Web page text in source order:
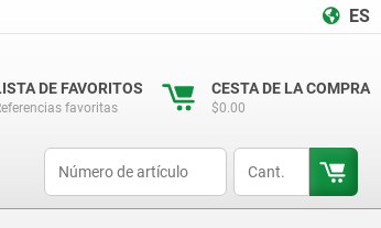
ES
DE FAVORITOS
favoritas
CESTA DE LA COMPRA
$0.00